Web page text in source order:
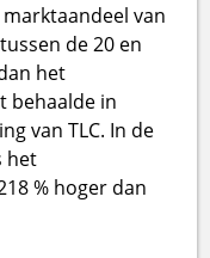
van
de 20 en
het
behaalde in
van TLC. In de
het
% hoger dan